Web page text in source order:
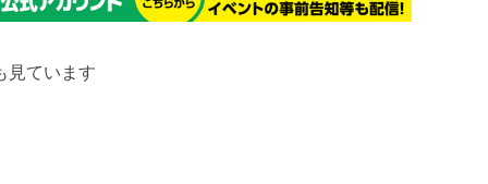
見ています